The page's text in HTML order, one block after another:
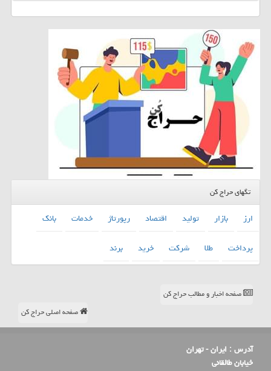
تگهای حراج کن
ارز بازار تولید اقتصاد رپورتاژ خدمات
بانك
پرداخت
طلا شركت خرید برند
صفحه اخبار و مطالب حراج کن
صفحه اصلی حراج کن
آدرس : ایران - تهران
خیابان طالقانی